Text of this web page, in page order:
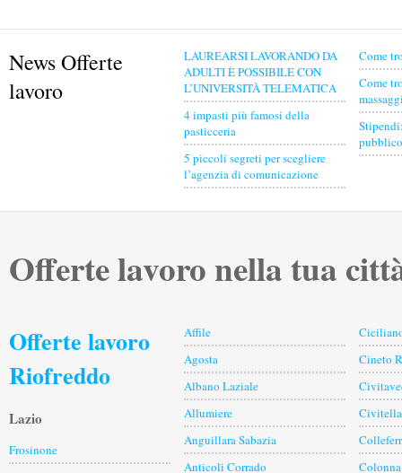
News Offerte
lavoro
LAUREARSI LAVORANDO DA
ADULTI È POSSIBILE CON
L’UNIVERSITÀ TELEMATICA
4 impasti più famosi della
pasticceria
5 piccoli segreti per scegliere
l’agenzia di comunicazione
Come
Come
Offerte lavoro nella tua
Offerte lavoro
Riofreddo
Lazio
Frosinone
Affile
Agosta
Albano Laziale
Allumiere
Anguillara Sabazia
Anticoli Corrado
Cineto
Civitella
Colonna